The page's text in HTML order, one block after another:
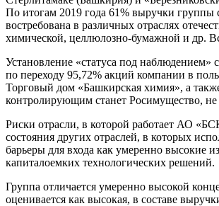
По итогам 2019 года 61% выручки группы
востребована в различных отраслях
химической, целлюлозно-бумажной и др.
Установление «статуса под
по переходу 95,72% акций компании в
Торговый дом «Башкирская химия», а
контролирующим станет Росимущество,
Риски отрасли, в которой работает АО
состояния других отраслей, в которых
барьеры для входа как умеренно высокие
капиталоемких технологических решений.
Группа отличается умеренно высокой
оценивается как высокая, в составе